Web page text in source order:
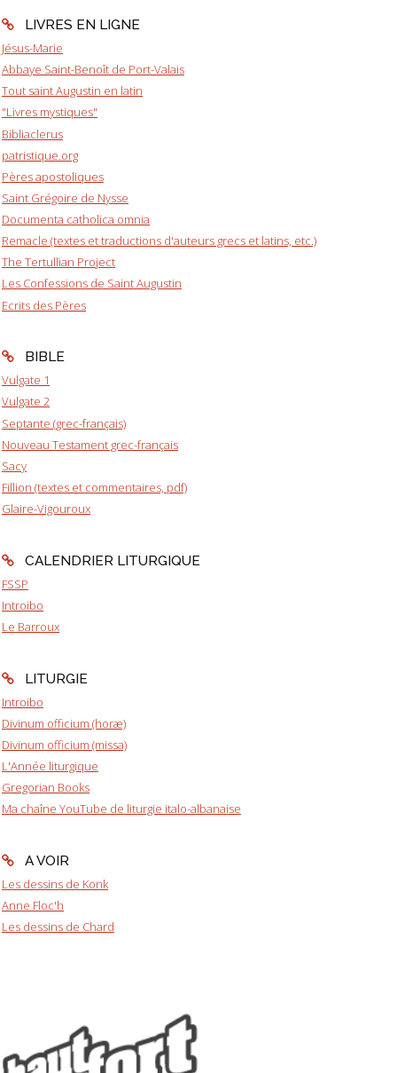
LIVRES EN LIGNE
Jésus-Marie
Abbaye Saint-Benoît de Port-Valais
Tout saint Augustin en latin
"Livres mystiques"
Bibliaclerus
patristique.org
Pères apostoliques
Saint Grégoire de Nysse
Documenta catholica omnia
Remacle (textes et traductions d'auteurs grecs et latins, etc.)
The Tertullian Project
Les Confessions de Saint Augustin
Ecrits des Pères
BIBLE
Vulgate 1
Vulgate 2
Septante (grec-français)
Nouveau Testament grec-français
Sacy
Fillion (textes et commentaires, pdf)
Glaire-Vigouroux
CALENDRIER LITURGIQUE
FSSP
Introibo
Le Barroux
LITURGIE
Introibo
Divinum officium (horæ)
Divinum officium (missa)
L'Année liturgique
Gregorian Books
Ma chaîne YouTube de liturgie italo-albanaise
A VOIR
Les dessins de Konk
Anne Floc'h
Les dessins de Chard